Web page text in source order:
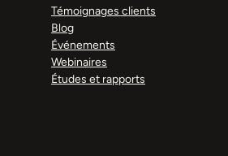
Témoignages clients
Blog
Événements
Webinaires
Études et rapports